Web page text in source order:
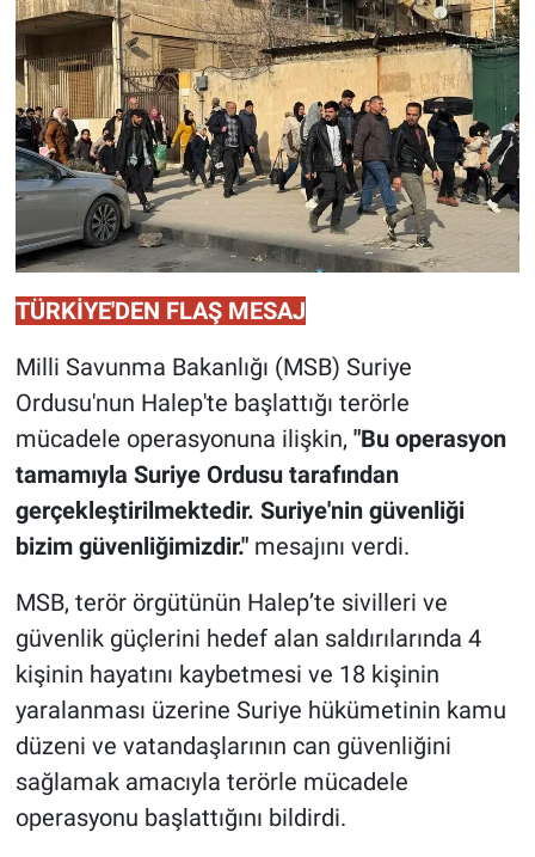
TÜRKİYE'DEN FLAŞ MESAJ
Milli Savunma Bakanlığı (MSB) Suriye
Ordusu'nun Halep'te başlattığı terörle
mücadele operasyonuna ilişkin, "Bu operasyon
tamamıyla Suriye Ordusu tarafından
gerçekleştirilmektedir. Suriye'nin güvenliği
bizim güvenliğimizdir." mesajını verdi.
MSB, terör örgütünün Halep’te sivilleri ve
güvenlik güçlerini hedef alan saldırılarında 4
kişinin hayatını kaybetmesi ve 18 kişinin
yaralanması üzerine Suriye hükümetinin kamu
düzeni ve vatandaşlarının can güvenliğini
sağlamak amacıyla terörle mücadele
operasyonu başlattığını bildirdi.